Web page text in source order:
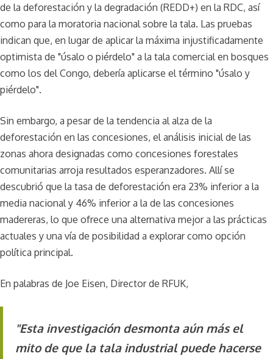
de la deforestación y la degradación (REDD+) en la RDC, así
como para la moratoria nacional sobre la tala. Las pruebas
indican que, en lugar de aplicar la máxima injustificadamente
optimista de "úsalo o piérdelo" a la tala comercial en bosques
como los del Congo, debería aplicarse el término "úsalo y
piérdelo".
Sin embargo, a pesar de la tendencia al alza de la
deforestación en las concesiones, el análisis inicial de las
zonas ahora designadas como concesiones forestales
comunitarias arroja resultados esperanzadores. Allí se
descubrió que la tasa de deforestación era 23% inferior a la
media nacional y 46% inferior a la de las concesiones
madereras, lo que ofrece una alternativa mejor a las prácticas
actuales y una vía de posibilidad a explorar como opción
política principal.
En palabras de Joe Eisen, Director de RFUK,
"Esta investigación desmonta aún más el
mito de que la tala industrial puede hacerse